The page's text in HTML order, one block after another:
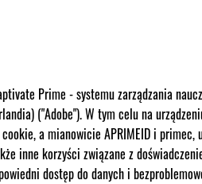
Prime - systemu zarządzania
("Adobe"). W tym celu na
a mianowicie APRIMEID i
inne korzyści związane z
dostęp do danych i